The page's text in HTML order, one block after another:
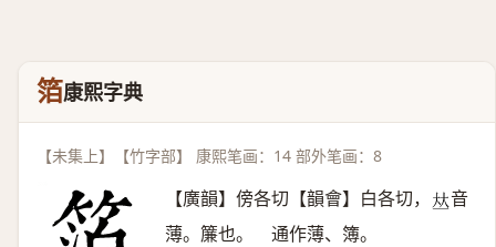
箔康熙字典
【未集上】【竹字部】 康熙笔画：14 部外笔画：8
【廣韻】傍各切【韻會】白各切， 𠀤音
薄。簾也。 通作薄、簿。